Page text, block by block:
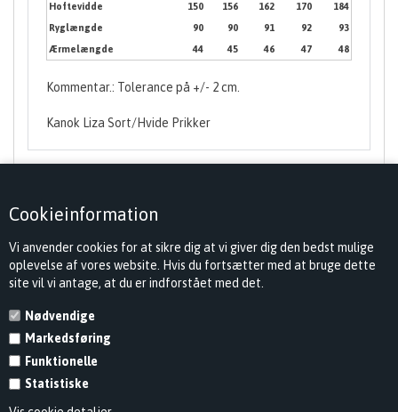
Cookieinformation
Vi anvender cookies for at sikre dig at vi giver dig den bedst mulige
oplevelse af vores website. Hvis du fortsætter med at bruge dette
site vil vi antage, at du er indforstået med det.
Nødvendige
Markedsføring
Funktionelle
Statistiske
Hoftevidde
150 156 162 170
184
Ryglængde
90 90 91 92
93
Ærmelængde
44 45 46 47 48
Kommentar.: Tolerance på +/- 2 cm.
Kanok Liza Sort/Hvide Prikker
KONTAKT
INFORMATION